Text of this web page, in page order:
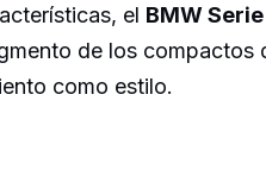
el BMW Serie
de los compactos
como estilo.